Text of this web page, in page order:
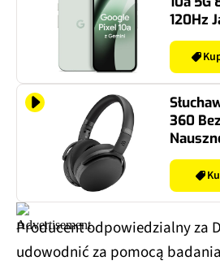
120Hz
360
Producent odpowiedzialny za
udowodnić za pomocą badania